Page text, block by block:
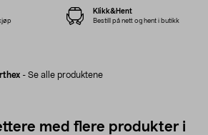
- Se alle produktene
Klikk&Hent
Bestill på nett og hent i butikk
med flere produkter i